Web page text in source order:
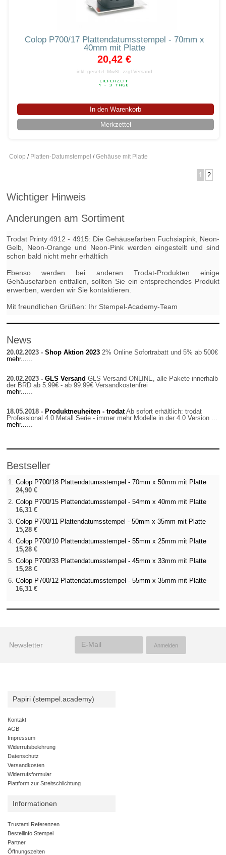
Colop P700/17 Plattendatumsstempel - 70mm x
40mm mit Platte
20,42 €
inkl. gesetzl. MwSt. zzgl.Versand
In den Warenkorb
Merkzettel
Colop / Platten-Datumstempel /Gehäuse mit Platte
1 2
Wichtiger Hinweis
Anderungen am Sortiment
Trodat Printy 4912 - 4915: Die Gehäusefarben Fuchsiapink, Neon-
Gelb, Neon-Orange und Neon-Pink werden eingestellt und sind
schon bald nicht mehr erhältlich
Ebenso werden bei anderen Trodat-Produkten einige
Gehäusefarben entfallen, sollten Sie ein entsprechendes Produkt
erwerben, werden wir Sie kontaktieren.
Mit freundlichen Grüßen: Ihr Stempel-Academy-Team
News
20.02.2023 - Shop Aktion 2023 2% Online Sofortrabatt und 5% ab 500€
mehr...
20.02.2023 - GLS Versand GLS Versand ONLINE, alle Pakete innerhalb
der BRD ab 5.99€ - ab 99.99€ Versandkostenfrei
mehr...
18.05.2018 - Produktneuheiten - trodatAb sofort erhältlich: trodat
Professional 4.0 Metall Serie - immer mehr Modelle in der 4.0 Version ...
mehr...
Bestseller
Colop P700/18 Plattendatumsstempel - 70mm x 50mm mit Platte
24,90 €
Colop P700/15 Plattendatumsstempel - 54mm x 40mm mit Platte
16,31 €
Colop P700/11 Plattendatumsstempel - 50mm x 35mm mit Platte
15,28 €
Colop P700/10 Plattendatumsstempel - 55mm x 25mm mit Platte
15,28 €
Colop P700/33 Plattendatumsstempel - 45mm x 33mm mit Platte
15,28 €
Colop P700/12 Plattendatumsstempel - 55mm x 35mm mit Platte
16,31 €
Newsletter
Papiri (stempel.academy)
Kontakt
AGB
Impressum
Widerrufsbelehrung
Datenschutz
Versandkosten
Widerrufsformular
Plattform zur Streitschlichtung
Informationen
Trustami Referenzen
Bestellinfo Stempel
Partner
Öffnungszeiten